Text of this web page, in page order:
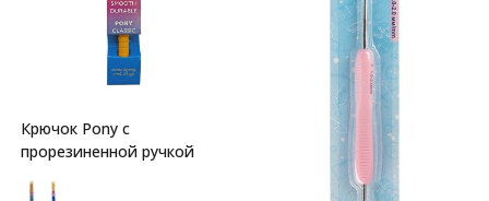
Крючок Pony с
прорезиненной ручкой